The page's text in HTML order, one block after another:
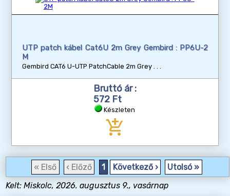
UTP patch kábel Cat6U 2m Grey Gembird : PP6U-2
M
Gembird CAT6 U-UTP PatchCable 2m Grey
Bruttó ár :
572 Ft
Készleten
add_shopping_cart
« Első ‹ Előző 1 Következő ›
Utolsó »
Kelt: Miskolc, 2026. augusztus 9., vasárnap